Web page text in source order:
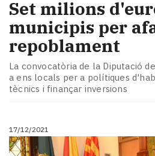
Set milions
municipis per
repoblament
La convocatòria de la Diputació
a ens locals per a polítiques
tècnics i finançar inversions
17/12/2021